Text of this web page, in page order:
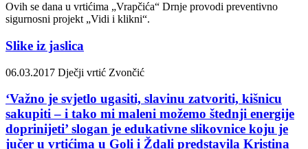
Ovih se dana u vrtićima „Vrapčića“ Drnje provodi preventivno
sigurnosni projekt „Vidi i klikni“.
Slike iz jaslica
06.03.2017 Dječji vrtić Zvončić
‘Važno je svjetlo ugasiti, slavinu zatvoriti, kišnicu
sakupiti – i tako mi maleni možemo štednji energije
doprinijeti’ slogan je edukativne slikovnice koju je
jučer u vrtićima u Goli i Ždali predstavila Kristina